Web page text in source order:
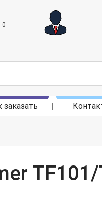
0
заказать